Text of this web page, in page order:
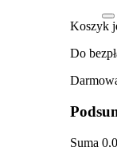
Koszyk
Do
Suma